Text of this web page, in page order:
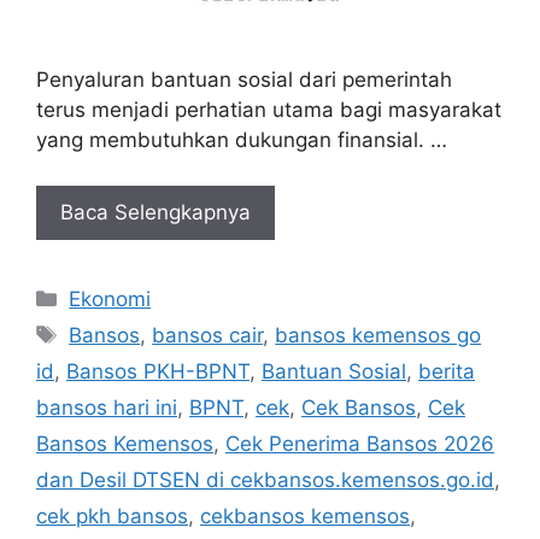
Penyaluran bantuan sosial dari pemerintah
terus menjadi perhatian utama bagi masyarakat
yang membutuhkan dukungan finansial. …
Baca Selengkapnya
Kategori
Ekonomi
Tag
Bansos, bansos cair, bansos kemensos go
id, Bansos PKH-BPNT, Bantuan Sosial, berita
bansos hari ini, BPNT, cek, Cek Bansos, Cek
Bansos Kemensos, Cek Penerima Bansos 2026
dan Desil DTSEN di cekbansos.kemensos.go.id,
cek pkh bansos, cekbansos kemensos,